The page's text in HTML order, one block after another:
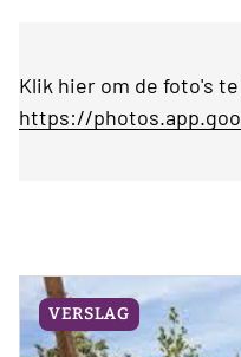
Klik hier om de foto's
https://
VERSLAG